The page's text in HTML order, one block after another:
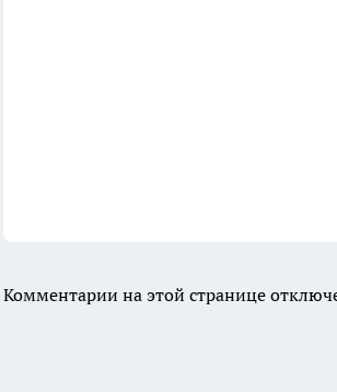
Комментарии на этой странице